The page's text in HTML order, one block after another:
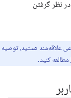
گرفتن
هستید، توصیه
کنید.